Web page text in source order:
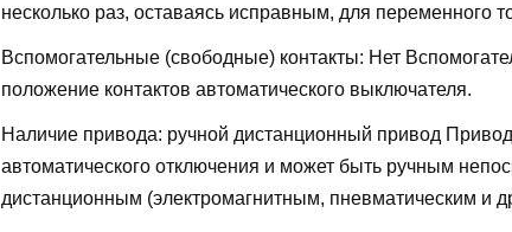
несколько раз, оставаясь исправным, для переменного
Вспомогательные (свободные) контакты: Нет
положение контактов автоматического выключателя.
Наличие привода: ручной дистанционный привод
автоматического отключения и может быть ручным
дистанционным (электромагнитным, пневматическим и